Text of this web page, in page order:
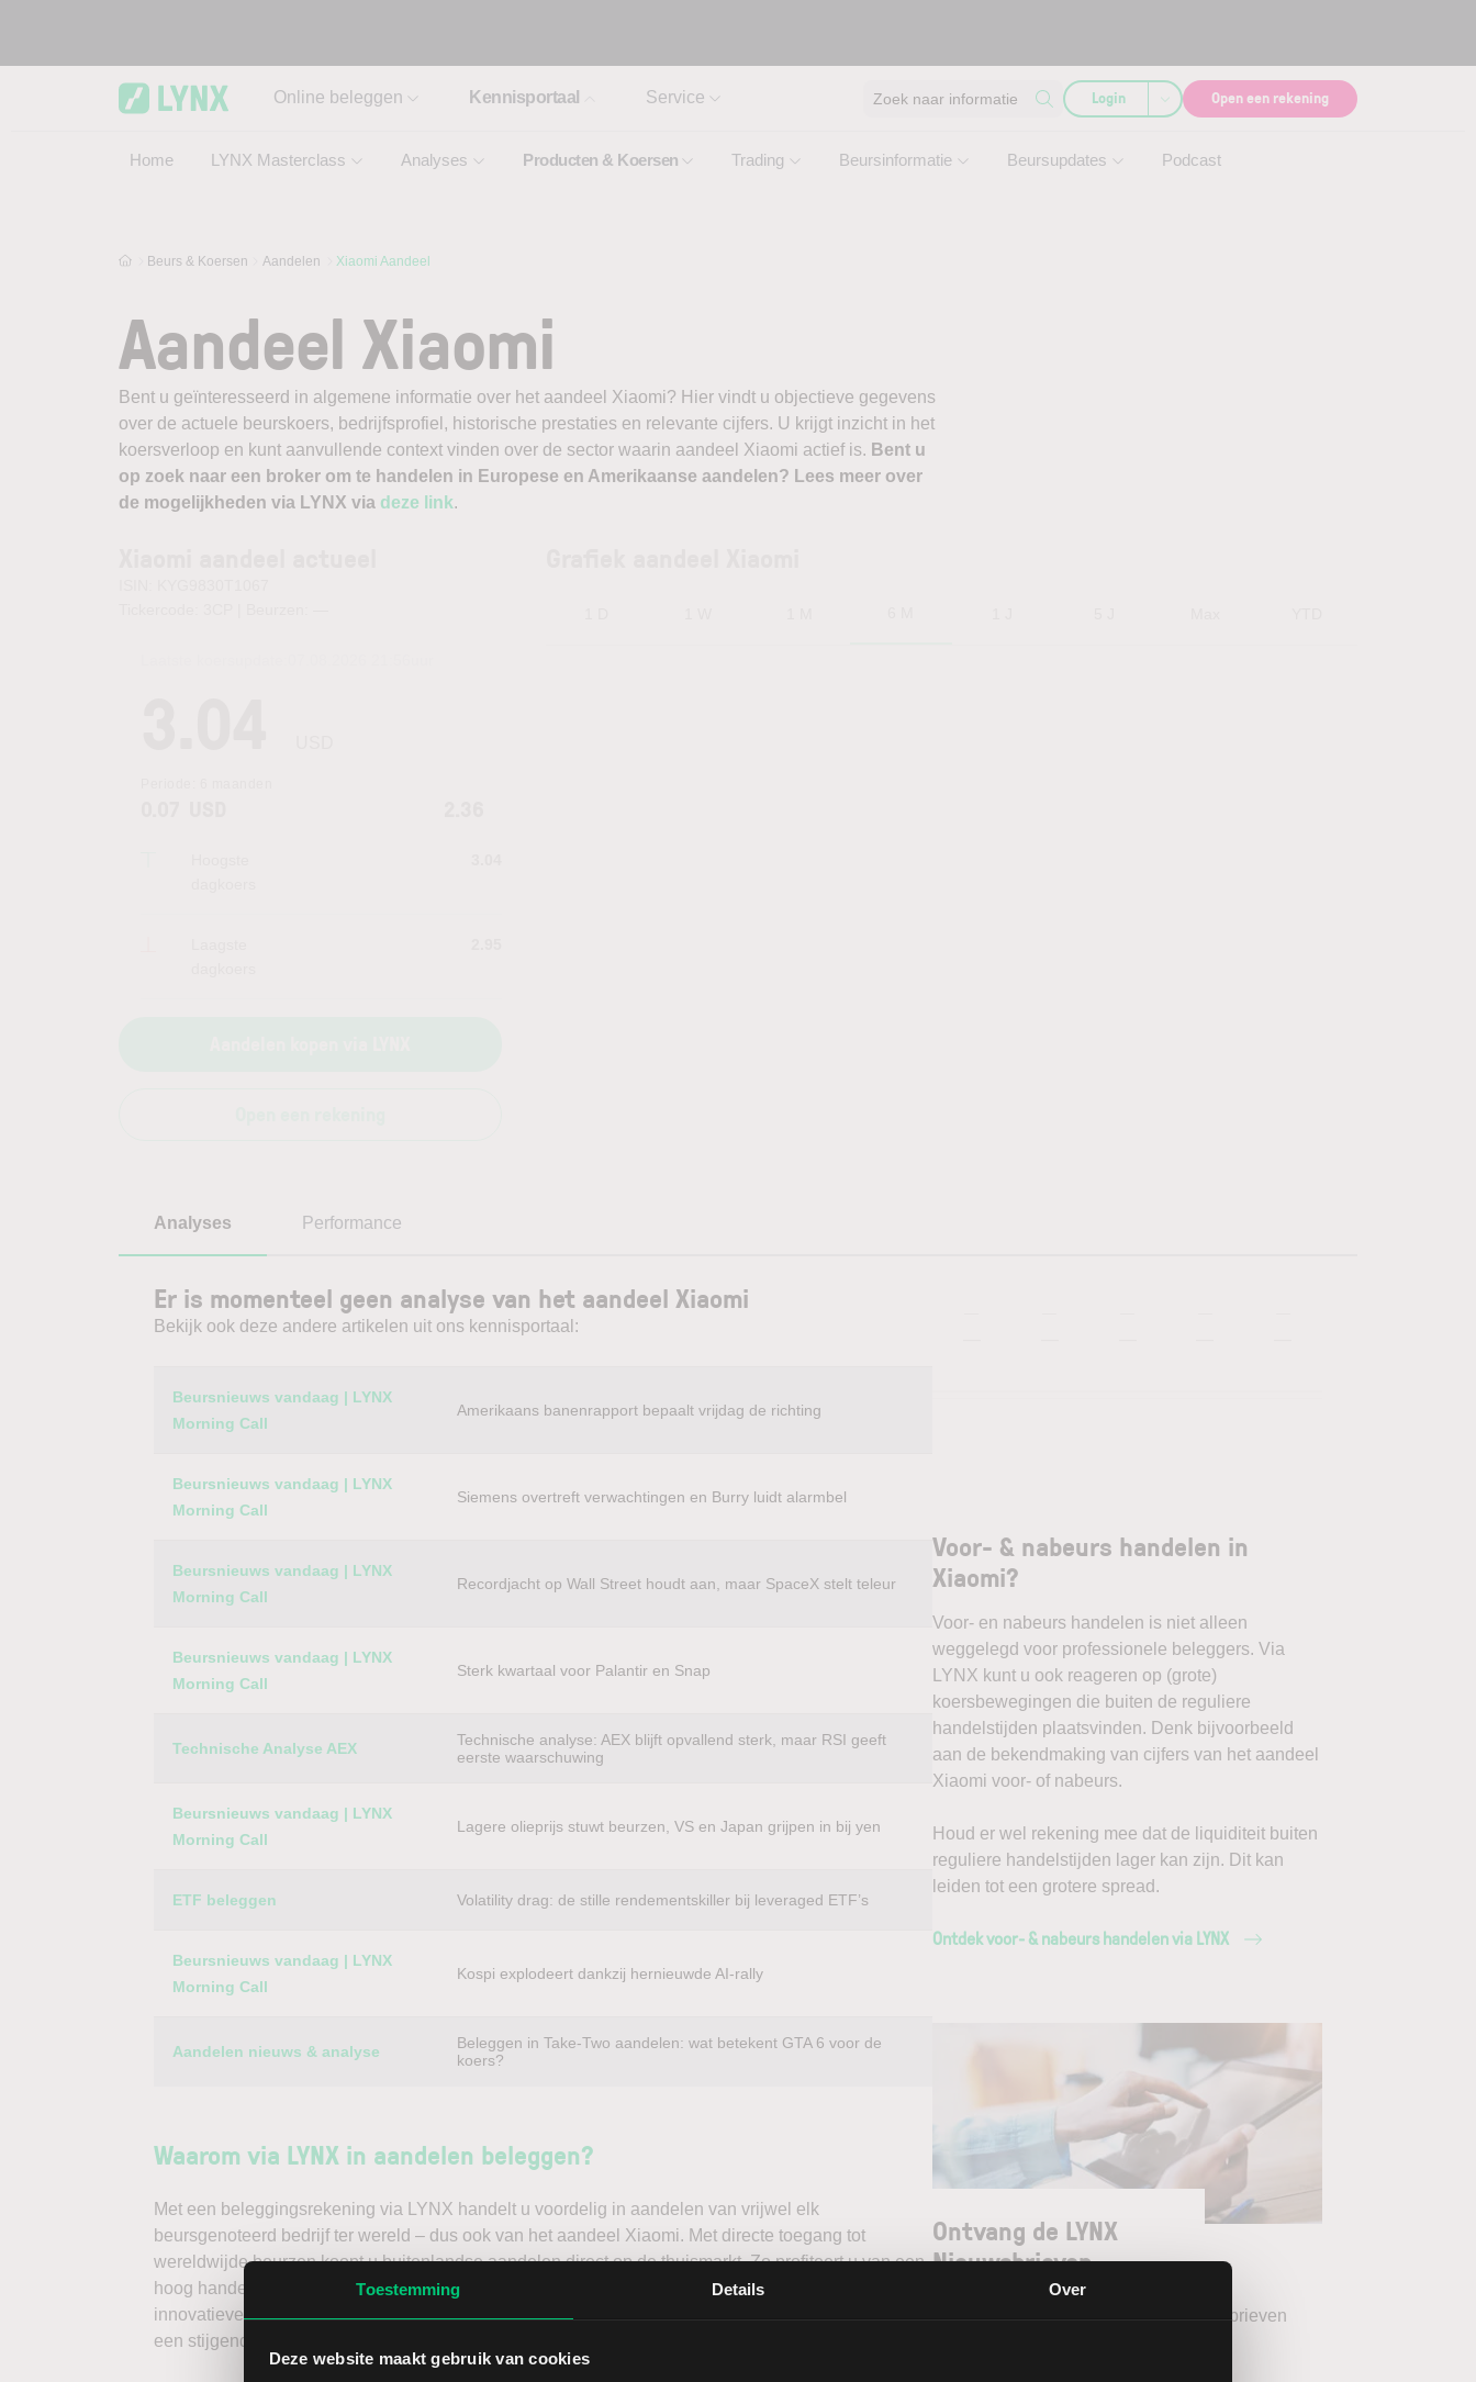
Toestemming Details Over
Deze website maakt gebruik van cookies
Online beleggen Kennisportaal
Home LYNX Masterclass Analyses Producten & Koersen Trading Beursinformatie Beursupdates Podcast
Service Zoek naar informatie Login Open een rekening
Beurs & Koersen Aandelen Xiaomi Aandeel
Aandeel Xiaomi
Bent u geïnteresseerd in algemene informatie over het aandeel Xiaomi? Hier vindt u objectieve gegevens
over de actuele beurskoers, bedrijfsprofiel, historische prestaties en relevante cijfers. U krijgt inzicht in het
koersverloop en kunt aanvullende context vinden over de sector waarin aandeel Xiaomi actief is. Bent u
op zoek naar een broker om te handelen in Europese en Amerikaanse aandelen? Lees meer over
de mogelijkheden via LYNX via deze link.
Analyses Performance
Er is momenteel geen analyse van het aandeel Xiaomi
Bekijk ook deze andere artikelen uit ons kennisportaal:
Category Titel
Beursnieuws vandaag | LYNX
Morning Call
Amerikaans banenrapport bepaalt vrijdag de richting
Beursnieuws vandaag | LYNX
Morning Call
Siemens overtreft verwachtingen en Burry luidt alarmbel
Beursnieuws vandaag | LYNX
Morning Call
Recordjacht op Wall Street houdt aan, maar SpaceX stelt teleur
Beursnieuws vandaag | LYNX
Morning Call
Sterk kwartaal voor Palantir en Snap
Technische Analyse AEX
Technische analyse: AEX blijft opvallend sterk, maar RSI geeft
eerste waarschuwing
Beursnieuws vandaag | LYNX
Morning Call
Lagere olieprijs stuwt beurzen, VS en Japan grijpen in bij yen
ETF beleggen Volatility drag: de stille rendementskiller bij leveraged ETF’s
Beursnieuws vandaag | LYNX
Morning Call
Kospi explodeert dankzij hernieuwde AI-rally
Aandelen nieuws & analyse
Beleggen in Take-Two aandelen: wat betekent GTA 6 voor de
koers?
Waarom via LYNX in aandelen beleggen?
Met een beleggingsrekening via LYNX handelt u voordelig in aandelen van vrijwel elk
beursgenoteerd bedrijf ter wereld – dus ook van het aandeel Xiaomi. Met directe toegang tot
wereldwijde beurzen koopt u buitenlandse aandelen direct op de thuismarkt. Zo profiteert u van een
hoog handelsvolume en een lage spread. Handelen doet u daarnaast via een stabiel platform met
innovatieve trading tools, waarmee u direct gedegen analyses kunt maken. Belegt u met het oog op
een stijgende koers door long te gaan, of verwacht u een dalende koers en gaat u short*?
Voor- & nabeurs handelen in
Xiaomi?
Voor- en nabeurs handelen is niet alleen
weggelegd voor professionele beleggers. Via
LYNX kunt u ook reageren op (grote)
koersbewegingen die buiten de reguliere
handelstijden plaatsvinden. Denk bijvoorbeeld
aan de bekendmaking van cijfers van het aandeel
Xiaomi voor- of nabeurs.
Houd er wel rekening mee dat de liquiditeit buiten
reguliere handelstijden lager kan zijn. Dit kan
leiden tot een grotere spread.
Ontdek voor- & nabeurs handelen via LYNX
Ontvang de LYNX
Nieuwsbrieven
Selecteer uw gewenste LYNX Nieuwsbrieven